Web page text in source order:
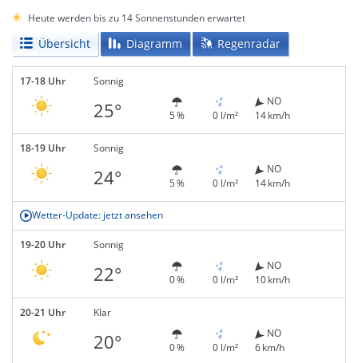
Heute werden bis zu 14 Sonnenstunden erwartet
Übersicht Diagramm Regenradar
17-18 Uhr Sonnig
25° 5 % 0 l/m²
NO
14 km/h
18-19 Uhr Sonnig
24° 5 % 0 l/m²
NO
14 km/h
Wetter-Update: jetzt ansehen
19-20 Uhr Sonnig
22° 0 % 0 l/m²
NO
10 km/h
20-21 Uhr Klar
20° 0 % 0 l/m²
NO
6 km/h